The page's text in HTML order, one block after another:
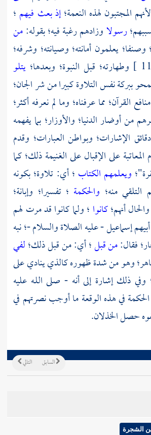
المجتبون لهذه النعمة؛إذ بعث فيهم ؛
رسولاوزادهم رغبة فيه؛ بقوله:من
يعلمون أمانته؛ وصيانته؛ وشرفه؛
وطهارته؛ قبل النبوة؛ وبعدها؛ يتلو
ببركة نفس التلاوة كبيرا من شر الجان؛
القرآن؛ مما عرفناه؛ وما لم نعرفه أكثر؛
من أوضار الدنيا؛ والأوزار؛ بما يفهمه
الإشارات؛ وبواطن العبارات؛ وقدم
المعاتبة على الإقبال على الغنيمة ذلك؛ كما
ويعلمهم الكتاب ؛ أي: تلاوة؛ بكونه
منه؛ والحكمة ؛ تفسيرا؛ وإبانة؛
أنهم؛كانوا ؛ ولما كانوا قد مرت لهم
إسماعيل- عليه الصلاة والسلام -؛ نبه
فقال:من قبل؛ أي: من قبل ذلك؛لفي
وهو من شدة ظهوره كالذي ينادي على
ذلك إشارة إلى أنه - صلى اللـه عليه
في هذه الوقعة ما أوجب نصرتهم في
حصل الخذلان.
التالي السابق
الشجرة